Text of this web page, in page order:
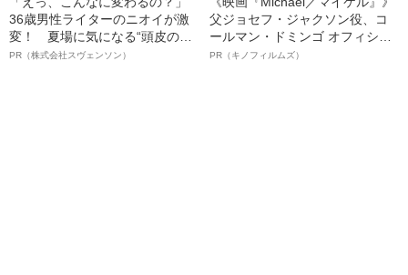
36歳男性ライターのニオイが激
変！ 夏場に気になる“頭皮のニ
オイ”や“ベタつき”を解消す
PR（株式会社スヴェンソン）
父ジョセフ・ジャクソン役、コ
ールマン・ドミンゴ オフィシャ
ルインタビュー“観客を魅了した
PR（キノフィルムズ）